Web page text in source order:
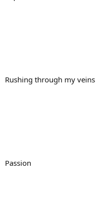
Rushing through my veins
Passion